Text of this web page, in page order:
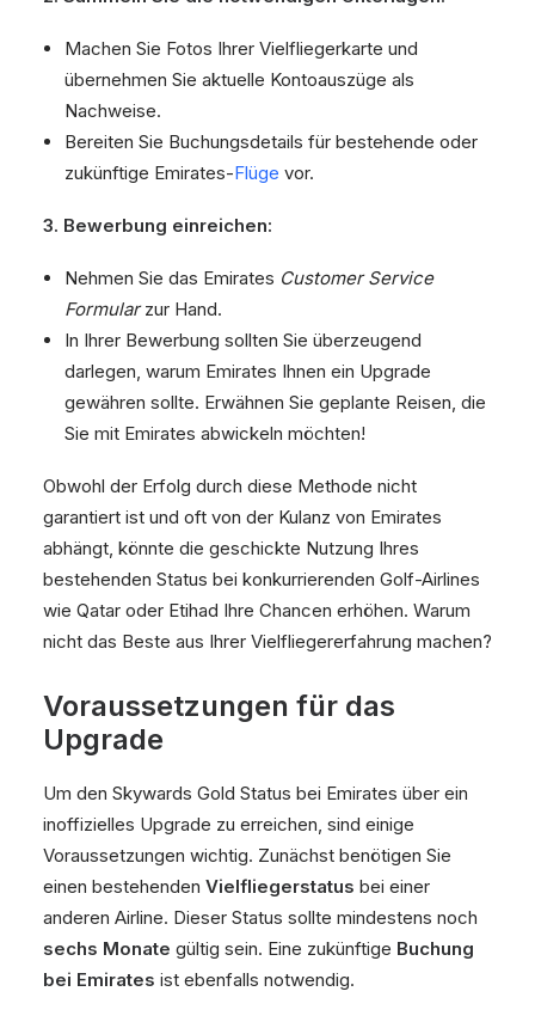
Machen Sie Fotos Ihrer Vielfliegerkarte und
übernehmen Sie aktuelle Kontoauszüge als
Nachweise.
Bereiten Sie Buchungsdetails für bestehende oder
zukünftige Emirates-Flüge vor.
3. Bewerbung einreichen:
Nehmen Sie das Emirates Customer Service
Formularzur Hand.
In Ihrer Bewerbung sollten Sie überzeugend
darlegen, warum Emirates Ihnen ein Upgrade
gewähren sollte. Erwähnen Sie geplante Reisen, die
Sie mit Emirates abwickeln möchten!
Obwohl der Erfolg durch diese Methode nicht
garantiert ist und oft von der Kulanz von Emirates
abhängt, könnte die geschickte Nutzung Ihres
bestehenden Status bei konkurrierenden Golf-Airlines
wie Qatar oder Etihad Ihre Chancen erhöhen. Warum
nicht das Beste aus Ihrer Vielfliegererfahrung machen?
Voraussetzungen für das
Upgrade
Um den Skywards Gold Status bei Emirates über ein
inoffizielles Upgrade zu erreichen, sind einige
Voraussetzungen wichtig. Zunächst benötigen Sie
einen bestehenden Vielfliegerstatus bei einer
anderen Airline. Dieser Status sollte mindestens noch
sechs Monate gültig sein. Eine zukünftige Buchung
bei Emirates ist ebenfalls notwendig.